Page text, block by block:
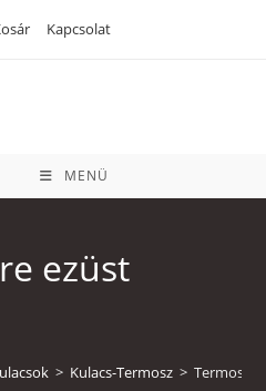
Kapcsolat
MENÜ
ezüst
> Kulacs-Termosz >